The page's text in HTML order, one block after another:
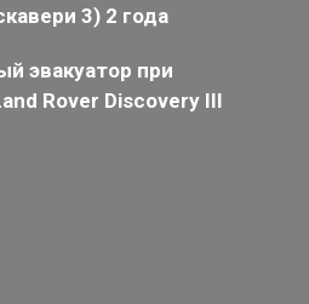
3) 2 года
эвакуатор при
Rover Discovery III